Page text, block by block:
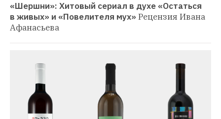
«Шершни»: Хитовый сериал в духе «Остаться
в живых» и «Повелителя мух» Рецензия Ивана
Афанасьева